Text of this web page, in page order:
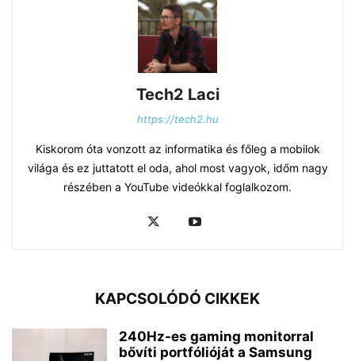
Tech2 Laci
https://tech2.hu
Kiskorom óta vonzott az informatika és főleg a mobilok
világa és ez juttatott el oda, ahol most vagyok, időm nagy
részében a YouTube videókkal foglalkozom.
KAPCSOLÓDÓ CIKKEK
240Hz-es gaming monitorral
bővíti portfólióját a Samsung